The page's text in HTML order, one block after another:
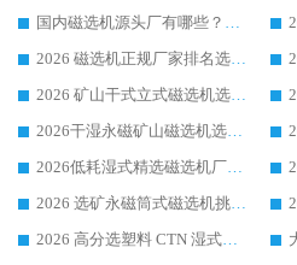
国内磁选机源头厂有哪些？2026 综合实力排名与采购避坑技巧
2026 磁选机正规厂家排名选购指南|行业口碑信赖品牌推荐性价比高靠谱磁电企业
2026 矿山干式立式磁选机选型攻略 梳理深耕磁电装备多年靠谱生产厂商
2026干湿永磁矿山磁选机选型攻略 优质生产厂家排名 选矿领域高口碑品牌推荐指南
2026低耗湿式精​选磁选机厂家怎么选?湿式精选磁选机供应商，行业认可度较高生产厂家华体会手机网页版-华体会(中国) 全面解析
2026 选矿永磁筒式磁选机挑选干货：华体会手机网页版-华体会(中国) 源头厂，绿色高效实力出众
2026 高分选塑料 CTN 湿式顺流磁选机选购指南，靠谱源头厂家华体会手机网页版-华体会(中国) 详解